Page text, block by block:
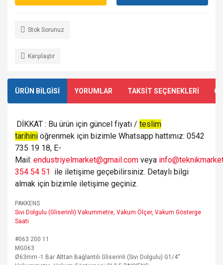
Stok Sorunuz
Karşılaştır
ÜRÜN BİLGİSİ YORUMLAR TAKSİT SEÇENEKLERİ
DİKKAT : Bu ürün için güncel fiyatı / teslim
tarihini öğrenmek için bizimle Whatsapp hattımız: 0542
735 19 18, E-
Mail: endustriyelmarket@gmail.com veya
354 54 51 ile iletişime geçebilirsiniz. Detaylı bilgi
almak için bizimle iletişime geçiniz.
PAKKENS
Sıvı Dolgulu (Gliserinli) Vakummetre, Vakum Ölçer, Vakum Gösterge
Saati
#063 200 11
MG063
Ø63mm -1 Bar Alttan Bağlantılı Gliserinli (Sıvı Dolgulu) G1/4''